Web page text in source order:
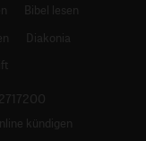
Bibel lesen
Diakonia
kündigen